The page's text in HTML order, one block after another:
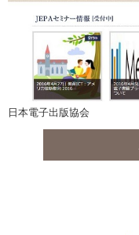
日本電子出版協会